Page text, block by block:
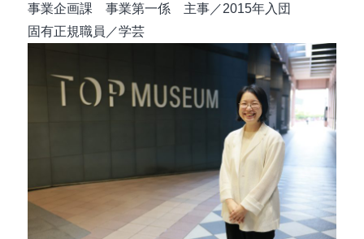
事業企画課 事業第一係 主事／2015年入団
固有正規職員／学芸